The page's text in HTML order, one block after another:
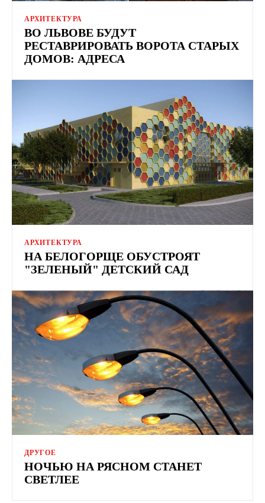
АРХИТЕКТУРА
ВО ЛЬВОВЕ БУДУТ
РЕСТАВРИРОВАТЬ ВОРОТА СТАРЫХ
ДОМОВ: АДРЕСА
АРХИТЕКТУРА
НА БЕЛОГОРЩЕ ОБУСТРОЯТ
"ЗЕЛЕНЫЙ" ДЕТСКИЙ САД
ДРУГОЕ
НОЧЬЮ НА РЯСНОМ СТАНЕТ
СВЕТЛЕЕ